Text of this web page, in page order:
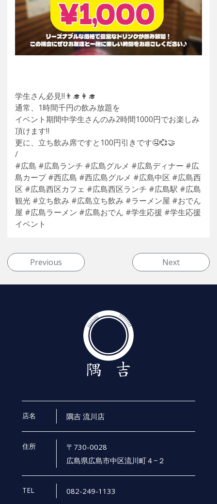
学生さん必見‼️👨‍🎓👩‍🎓
通常、1時間千円の飲み放題を
イベント期間中学生さんのみ2時間1000円でお楽しみ
頂けます‼️
更に、立ち飲み席ですと100円引きです🤤💞🤝
/
#広島 #広島ランチ #広島グルメ #広島ディナー #広
島カープ #西広島 #西広島グルメ #広島中区 #広島西
区 #広島西区カフェ #広島西区ランチ #広島駅 #広島
観光 #立ち飲み #広島立ち飲み #ラーメン屋 #おでん
屋 #広島ラーメン #広島おでん #学生応援 #学生応援
イベント
投稿ナビゲーション
Previous Next
店名 隅吉 流川店
住所
〒730-0028
広島県広島市中区流川町４−２
TEL 082-249-1133